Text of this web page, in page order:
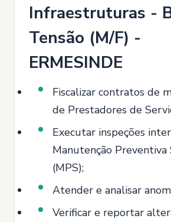
Infraestruturas -
Tensão (M/F) -
ERMESINDE
Fiscalizar contratos de
de Prestadores de
Executar inspeções
Manutenção Preventiva
(MPS);
Atender e analisar
Verificar e reportar